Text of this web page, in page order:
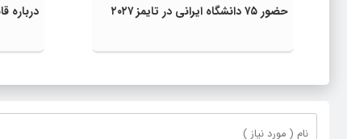
حضور ۷۵ دانشگاه ایرانی در تایمز ۲۰۲۷